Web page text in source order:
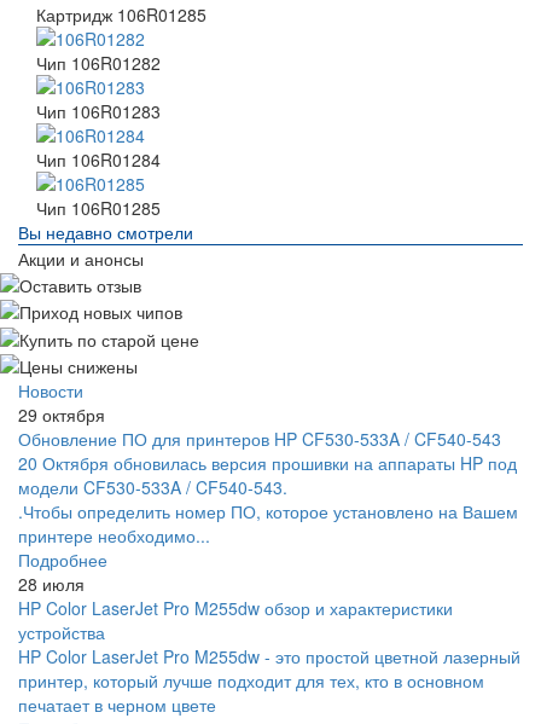
Картридж 106R01285
Чип 106R01282
Чип 106R01283
Чип 106R01284
Чип 106R01285
Вы недавно смотрели
Акции и анонсы
Новости
29 октября
Обновление ПО для принтеров HP CF530-533A / CF540-543
20 Октября обновилась версия прошивки на аппараты HP под
модели CF530-533A / CF540-543.
.Чтобы определить номер ПО, которое установлено на Вашем
принтере необходимо...
Подробнее
28 июля
HP Color LaserJet Pro M255dw обзор и характеристики
устройства
HP Color LaserJet Pro M255dw - это простой цветной лазерный
принтер, который лучше подходит для тех, кто в основном
печатает в черном цвете